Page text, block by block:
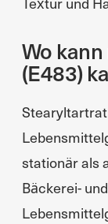
Wo
(E483)
Stearyltartrat
stationär als
Bäckerei-